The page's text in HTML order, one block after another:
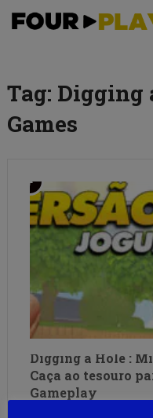
Tag: Digging
Games
Digging a Hole :
Caça ao tesouro
Gameplay